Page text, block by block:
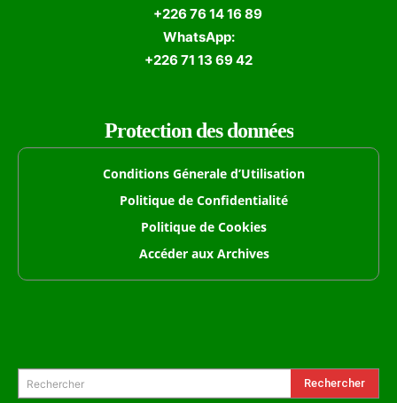
+226 76 14 16 89
WhatsApp:
+226 71 13 69 42
Protection des données
Conditions Génerale d’Utilisation
Politique de Confidentialité
Politique de Cookies
Accéder aux Archives
Rechercher Rechercher